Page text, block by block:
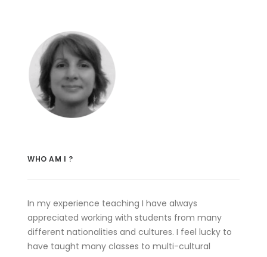
WHO AM I ?
In my experience teaching I have always
appreciated working with students from many
different nationalities and cultures. I feel lucky to
have taught many classes to multi-cultural